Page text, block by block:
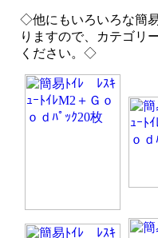
◇他にもいろいろな簡
りますので、カテゴリ
ください。◇